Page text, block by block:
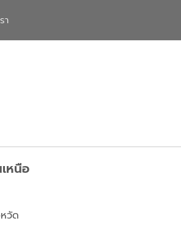
า
หนือ
วัด